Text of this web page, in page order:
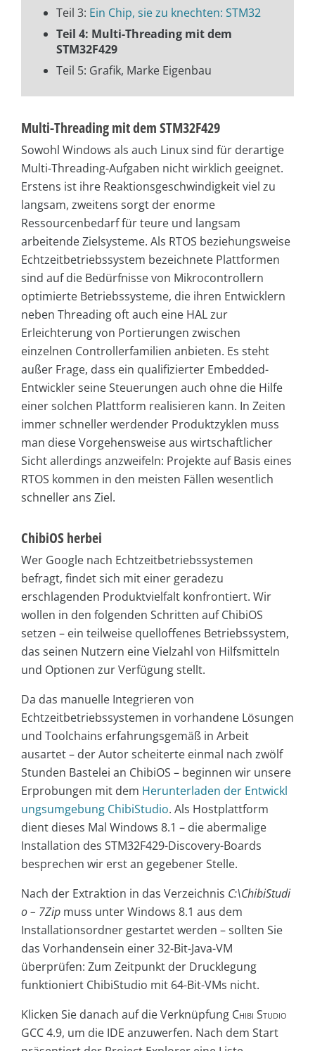
Teil 3: Ein Chip, sie zu knechten: STM32
Teil 4: Multi-Threading mit dem
STM32F429
Teil 5: Grafik, Marke Eigenbau
Multi-Threading mit dem STM32F429
Sowohl Windows als auch Linux sind für derartige
Multi-Threading-Aufgaben nicht wirklich geeignet.
Erstens ist ihre Reaktionsgeschwindigkeit viel zu
langsam, zweitens sorgt der enorme
Ressourcenbedarf für teure und langsam
arbeitende Zielsysteme. Als RTOS beziehungsweise
Echtzeitbetriebssystem bezeichnete Plattformen
sind auf die Bedürfnisse von Mikrocontrollern
optimierte Betriebssysteme, die ihren Entwicklern
neben Threading oft auch eine HAL zur
Erleichterung von Portierungen zwischen
einzelnen Controllerfamilien anbieten. Es steht
außer Frage, dass ein qualifizierter Embedded-
Entwickler seine Steuerungen auch ohne die Hilfe
einer solchen Plattform realisieren kann. In Zeiten
immer schneller werdender Produktzyklen muss
man diese Vorgehensweise aus wirtschaftlicher
Sicht allerdings anzweifeln: Projekte auf Basis eines
RTOS kommen in den meisten Fällen wesentlich
schneller ans Ziel.
ChibiOS herbei
Wer Google nach Echtzeitbetriebssystemen
befragt, findet sich mit einer geradezu
erschlagenden Produktvielfalt konfrontiert. Wir
wollen in den folgenden Schritten auf ChibiOS
setzen – ein teilweise quelloffenes Betriebssystem,
das seinen Nutzern eine Vielzahl von Hilfsmitteln
und Optionen zur Verfügung stellt.
Da das manuelle Integrieren von
Echtzeitbetriebssystemen in vorhandene Lösungen
und Toolchains erfahrungsgemäß in Arbeit
ausartet – der Autor scheiterte einmal nach zwölf
Stunden Bastelei an ChibiOS – beginnen wir unsere
Erprobungen mit dem Herunterladen der Entwickl
ungsumgebung ChibiStudio. Als Hostplattform
dient dieses Mal Windows 8.1 – die abermalige
Installation des STM32F429-Discovery-Boards
besprechen wir erst an gegebener Stelle.
Nach der Extraktion in das Verzeichnis C:\ChibiStudi
o – 7Zip muss unter Windows 8.1 aus dem
Installationsordner gestartet werden – sollten Sie
das Vorhandensein einer 32-Bit-Java-VM
überprüfen: Zum Zeitpunkt der Drucklegung
funktioniert ChibiStudio mit 64-Bit-VMs nicht.
Klicken Sie danach auf die Verknüpfung Chibi Studio
GCC 4.9, um die IDE anzuwerfen. Nach dem Start